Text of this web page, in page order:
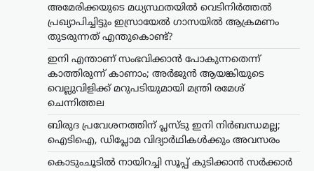
അമേരിക്കയുടെ മധ്യസ്ഥതയിൽ വെടിനിർത്തൽ
പ്രഖ്യാപിച്ചിട്ടും ഇസ്രായേൽ ഗാസയിൽ ആക്രമണം
തുടരുന്നത് എന്തുകൊണ്ട്?
ഇനി എന്താണ് സംഭവിക്കാൻ പോകുന്നതെന്ന്
കാത്തിരുന്ന് കാണാം; അർജുൻ ആയങ്കിയുടെ
വെല്ലുവിളിക്ക് മറുപടിയുമായി മന്ത്രി രമേശ്
ചെന്നിത്തല
ബിരുദ പ്രവേശനത്തിന് പ്ലസ്ടു ഇനി നിർബന്ധമല്ല;
ഐടിഐ, ഡിപ്ലോമ വിദ്യാർഥികൾക്കും അവസരം
കൊടുംചൂടിൽ നായിറച്ചി സൂപ്പ് കുടിക്കാൻ സർക്കാർ